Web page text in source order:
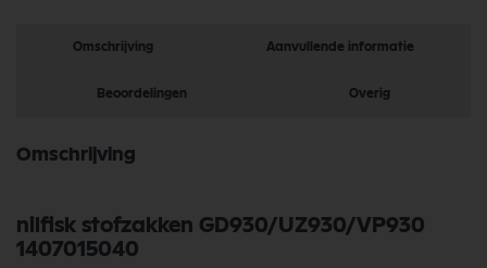
Omschrijving Aanvullende informatie
Beoordelingen Overig
Omschrijving
nilfisk stofzakken GD930/UZ930/VP930
1407015040